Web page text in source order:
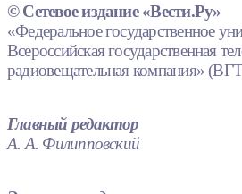
© Сетевое издание «Вести.Ру»
«Федеральное государственное
Всероссийская государственная
радиовещательная компания»
Главный редактор
А. А. Филипповский